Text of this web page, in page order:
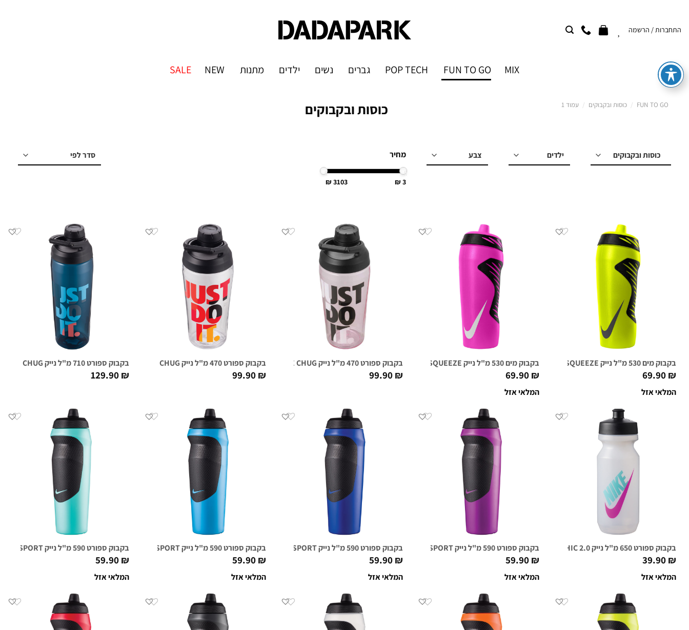
content
התחברות / הרשמה
MIX
FUN TO GO
POP TECH גברים נשים ילדים מתנות NEW
SALE
כוסות ובקבוקים FUN TO GO
/ כוסות ובקבוקים / עמוד 1
למי מחיר
3
3103
בקבוק מים 530 מ"ל נייק NIKE HYPERFUEL SQUEEZE ירוק וולט/שחור
69.90 ₪
המלאי אזל
בקבוק מים 530 מ"ל נייק NIKE HYPERFUEL SQUEEZE ורוד מסטיק/לבן
69.90 ₪
המלאי אזל
בקבוק ספורט 470 מ"ל נייק NIKE TR HYPERCHARGE CHUG ורוד גרפי
99.90 ₪
בקבוק ספורט 470 מ"ל נייק NIKE TR HYPERCHARGE CHUG שקוף גרפי
99.90 ₪
בקבוק ספורט 710 מ"ל נייק NIKE TR HYPERCHARGE CHUG כחול גרפי
129.90 ₪
בקבוק ספורט 650 מ"ל נייק 2.0 NIKE BIG MOUTH GRAPHIC שקוף/גרפי
39.90 ₪
המלאי אזל
בקבוק ספורט 590 מ"ל נייק NIKE HYPERSPORT סגול
59.90 ₪
המלאי אזל
בקבוק ספורט 590 מ"ל נייק NIKE HYPERSPORT כחול רויאל
59.90 ₪
המלאי אזל
בקבוק ספורט 590 מ"ל נייק NIKE HYPERSPORT כחול לגון
59.90 ₪
המלאי אזל
בקבוק ספורט 590 מ"ל נייק NIKE HYPERSPORT מנטה
59.90 ₪
המלאי אזל